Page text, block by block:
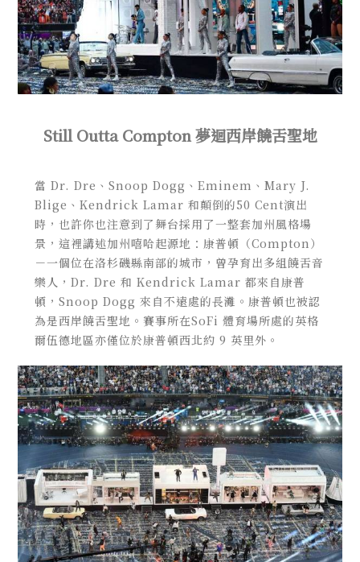
Still Outta Compton 夢迴西岸饒舌聖地
當 Dr. Dre、Snoop Dogg、Eminem、Mary J.
Blige、Kendrick Lamar 和顛倒的50 Cent演出
時，也許你也注意到了舞台採用了一整套加州風格場
景，這裡講述加州嘻哈起源地：康普頓（Compton）
－一個位在洛杉磯縣南部的城市，曾孕育出多組饒舌音
樂人，Dr. Dre 和 Kendrick Lamar 都來自康普
頓，Snoop Dogg 來自不遠處的長灘。康普頓也被認
為是西岸饒舌聖地。賽事所在SoFi 體育場所處的英格
爾伍德地區亦僅位於康普頓西北約 9 英里外。